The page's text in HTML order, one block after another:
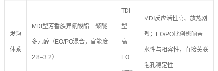
发泡
体系
MDI型芳香族异氰酸酯 + 聚醚
多元醇（EO/PO混合，官能度
2.8–3.2）
TDI
型 +
高
EO
MDI反应活性高、放热剧
烈；EO/PO比例影响亲
水性与相容性，直接关联
泡孔稳定性